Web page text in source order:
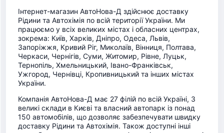
Інтернет-магазин АвтоНова-Д здійснює доставку
Рідини та Автохімія по всій території України. Ми
працюємо у всіх великих містах і обласних центрах,
зокрема: Київ, Харків, Дніпро, Одеса, Львів,
Запоріжжя, Кривий Ріг, Миколаїв, Вінниця, Полтава,
Черкаси, Чернігів, Суми, Житомир, Рівне, Луцьк,
Тернопіль, Хмельницький, Івано-Франківськ,
Ужгород, Чернівці, Кропивницький та інших містах
України.
Компанія АвтоНова-Д має 27 філій по всій Україні, 3
великі склади в Києві та власний автопарк із понад
150 автомобілів, що дозволяє забезпечувати швидку
доставку Рідини та Автохімія. Також доступні інші